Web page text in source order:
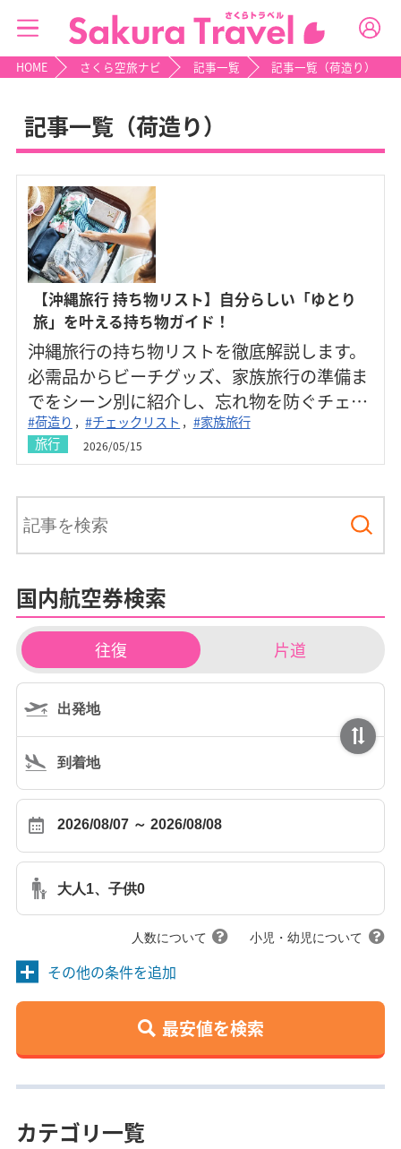
HOME さくら空旅ナビ 記事一覧 記事一覧（荷造り）
記事一覧（荷造り）
旅行 2026/05/15
【沖縄旅行 持ち物リスト】自分らしい「ゆとり
旅」を叶える持ち物ガイド！
沖縄旅行の持ち物リストを徹底解説します。
必需品からビーチグッズ、家族旅行の準備ま
でをシーン別に紹介し、忘れ物を防ぐチェッ
クリスト付きで初めての沖縄旅行でも安心し
て出発できます。
#荷造り #チェックリスト #家族旅行
国内航空券検索
チ
ケ
ッ
ト
イ
プ
往復 片道
大人1、子供0
人数について 小児・幼児について
その他の条件を追加
最安値を検索
カテゴリ一覧